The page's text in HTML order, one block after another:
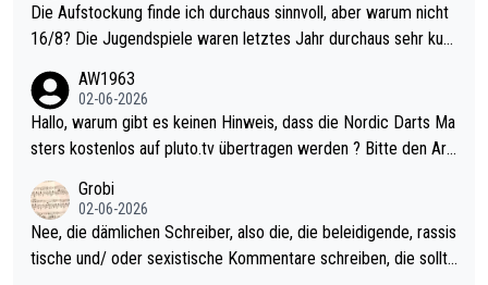
Die Aufstockung finde ich durchaus sinnvoll, aber warum nicht
16/8? Die Jugendspiele waren letztes Jahr durchaus sehr kurz
Allerdings ist Mitchell Lawrie als Nummer 1 der Welt eh qualifi
ziert. Somit ändert die automatische Qualifikation des Weltmei
sters erstmal nichts. Ich denke sie wollen damit für nächstes J
ohl wenig WDF Turniere spielen. Dies war bei Archie Self letzt
es Jahr der Fall. Er musste als amtierender Weltmeister durch
den Qualifier und ich glaube kaum, dass Mitchel sich das (in Ve
gas) antun würde, wenn er doch eigentlich die PDC-WM als Zi
AW1963
02-06-2026
Hallo, warum gibt es keinen Hinweis, dass die Nordic Darts Ma
sters kostenlos auf pluto.tv übertragen werden ? Bitte den Arti
Grobi
02-06-2026
Nee, die dämlichen Schreiber, also die, die beleidigende, rassis
tische und/ oder sexistische Kommentare schreiben, die sollte